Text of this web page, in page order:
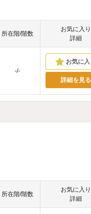
所在階/階数
お気に入り
詳細
-/-
詳細を見る
所在階/階数
お気に入り
詳細